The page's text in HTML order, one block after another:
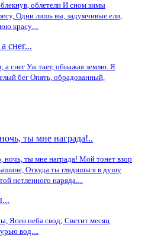
облетели И сном зимы
Одни лишь вы, задумчивые ели,
красу....
снег...
а снег Уж тает, обнажая землю. Я
бег Опять, обрадованный,
ты мне награда!..
ночь, ты мне награда! Мой тонет взор
Откуда ты глядишься в душу
нетленного наряда....
Ясен неба свод; Светит месяц
вод....